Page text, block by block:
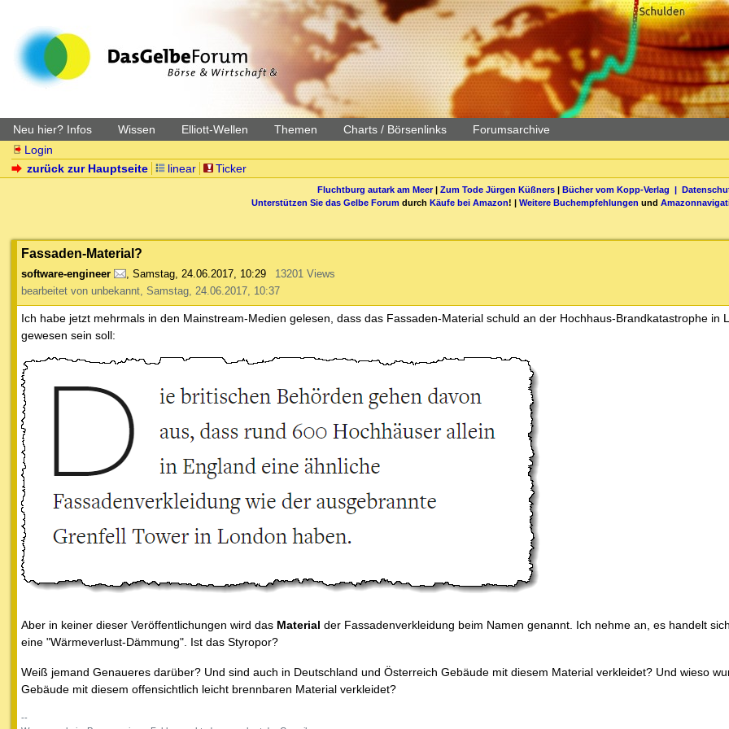
Neu hier? Infos Wissen Elliott-Wellen Themen Charts / Börsenlinks Forumsarchive
Login
zurück zur Hauptseite
linear Ticker
Fluchtburg autark am Meer| Zum Tode Jürgen Küßners| Bücher vom Kopp-Verlag |
Unterstützen Sie das Gelbe Forum durch Käufe bei Amazon! | Weitere Buchempfehlungen und
Fassaden-Material?
software-engineer , Samstag, 24.06.2017, 10:29
13201 Views
bearbeitet von unbekannt, Samstag, 24.06.2017, 10:37
Ich habe jetzt mehrmals in den Mainstream-Medien gelesen, dass das Fassaden-Material schuld an der Hochhaus-Brandkatastrophe in
gewesen sein soll:
Aber in keiner dieser Veröffentlichungen wird das Material der Fassadenverkleidung beim Namen genannt. Ich nehme an, es handelt
eine "Wärmeverlust-Dämmung". Ist das Styropor?
Weiß jemand Genaueres darüber? Und sind auch in Deutschland und Österreich Gebäude mit diesem Material verkleidet? Und wieso
Gebäude mit diesem offensichtlich leicht brennbaren Material verkleidet?
--